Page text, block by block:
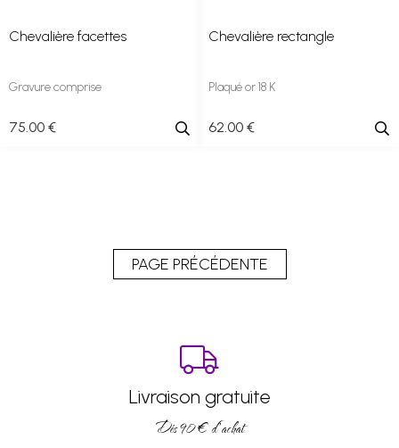
Chevalière facettes
Gravure comprise
75.00 €
Chevalière rectangle
Plaqué or 18 K
62.00 €
Livraison gratuite
Dés 90 € d’achat